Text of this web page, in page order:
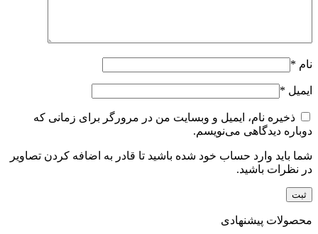
نام *
ایمیل *
ذخیره نام، ایمیل و وبسایت من در مرورگر برای زمانی که
دوباره دیدگاهی می‌نویسم.
شما باید وارد حساب خود شده باشید تا قادر به اضافه کردن تصاویر
در نظرات باشید.
محصولات پیشنهادی